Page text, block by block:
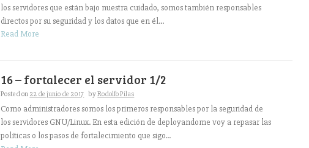
los servidores que están bajo nuestra cuidado, somos también responsables
directos por su seguridad y los datos que en él...
Read More
16 – fortalecer el servidor 1/2
Posted on 22 de junio de 2017 byRodolfo Pilas
Como administradores somos los primeros responsables por la seguridad de
los servidores GNU/Linux. En esta edición de deployandome voy a repasar las
políticas o los pasos de fortalecimiento que sigo...